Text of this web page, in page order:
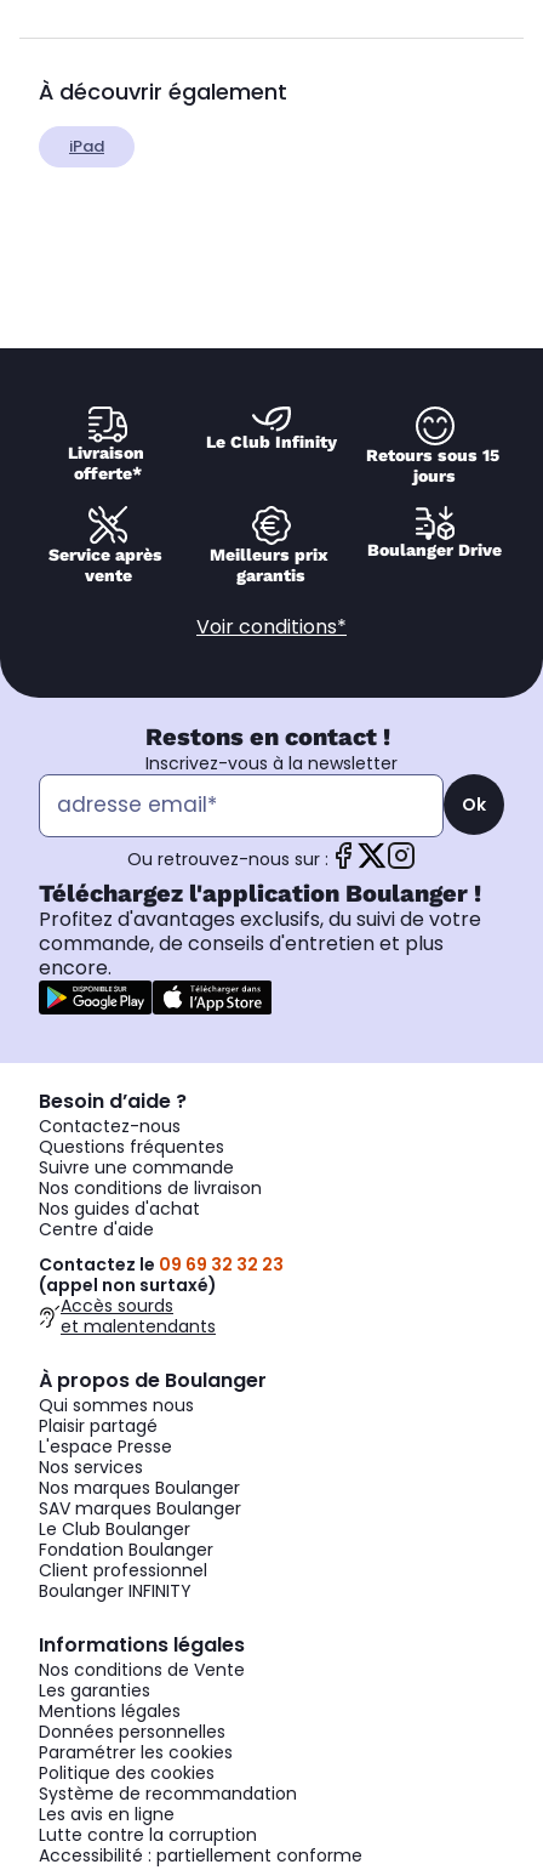
À découvrir également
iPad
Livraison
offerte*
Le Club Infinity
Retours sous 15
jours
Service après
vente
Meilleurs prix
garantis
Boulanger Drive
Voir conditions*
Restons en contact !
Inscrivez-vous à la newsletter
Ok
Ou retrouvez-nous sur :
Téléchargez l'application Boulanger !
Profitez d'avantages exclusifs, du suivi de votre
commande, de conseils d'entretien et plus
encore.
Besoin d’aide ?
Contactez-nous
Questions fréquentes
Suivre une commande
Nos conditions de livraison
Nos guides d'achat
Centre d'aide
Contactez le 09 69 32 32 23
(appel non surtaxé)
Accès sourds
et malentendants
À propos de Boulanger
Qui sommes nous
Plaisir partagé
L'espace Presse
Nos services
Nos marques Boulanger
SAV marques Boulanger
Le Club Boulanger
Fondation Boulanger
Client professionnel
Boulanger INFINITY
Informations légales
Nos conditions de Vente
Les garanties
Mentions légales
Données personnelles
Paramétrer les cookies
Politique des cookies
Système de recommandation
Les avis en ligne
Lutte contre la corruption
Accessibilité : partiellement conforme